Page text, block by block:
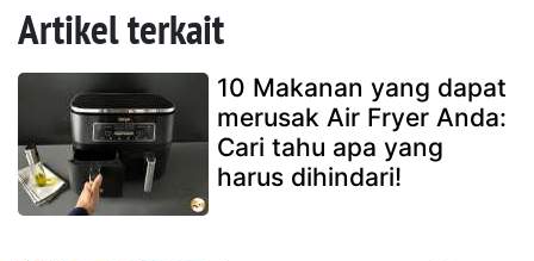
Artikel terkait
10 Makanan yang dapat
merusak Air Fryer Anda:
Cari tahu apa yang
harus dihindari!